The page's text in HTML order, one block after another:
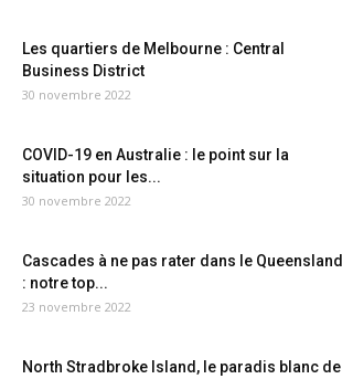
Les quartiers de Melbourne : Central
Business District
30 novembre 2022
COVID-19 en Australie : le point sur la
situation pour les...
30 novembre 2022
Cascades à ne pas rater dans le Queensland
: notre top...
23 novembre 2022
North Stradbroke Island, le paradis blanc de